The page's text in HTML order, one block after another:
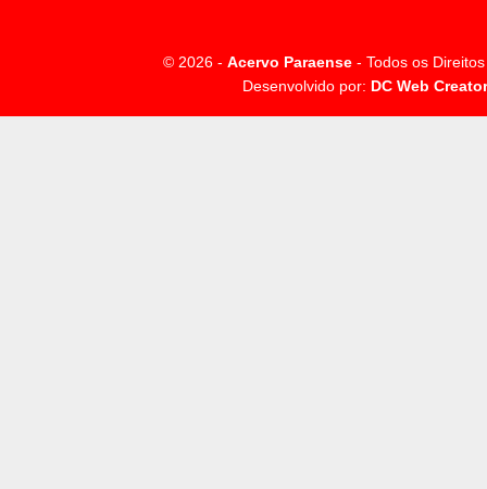
© 2026 - Acervo Paraense - Todos os
Desenvolvido por: DC Web